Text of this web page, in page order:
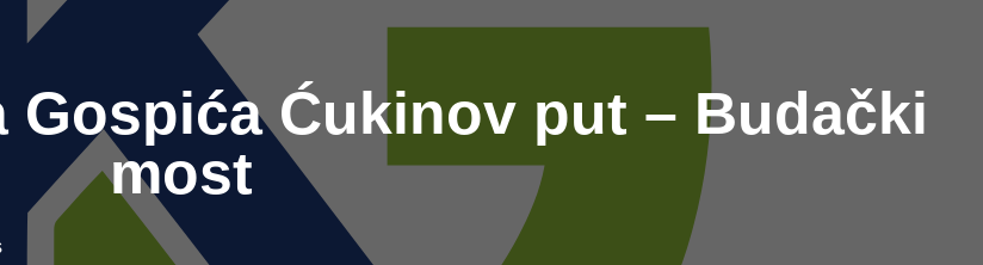
Gospića Ćukinov put – Budački
most